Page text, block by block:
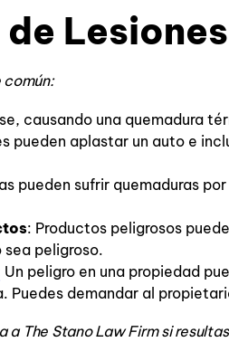
común:
causando una quemadura
pueden aplastar un auto e
pueden sufrir quemaduras
: Productos peligrosos
peligroso.
Un peligro en una propiedad
demandar al
a The Stano Law Firm si